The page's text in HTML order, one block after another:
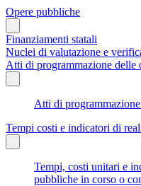
Opere pubbliche
Finanziamenti statali
Nuclei di valutazione e
Atti di programmazione delle
Atti di
Tempi costi e indicatori di
Tempi, costi unitari e
pubbliche in corso o